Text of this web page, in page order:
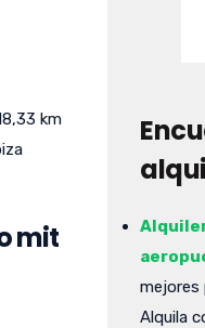
km
mit
mejores
Alquila